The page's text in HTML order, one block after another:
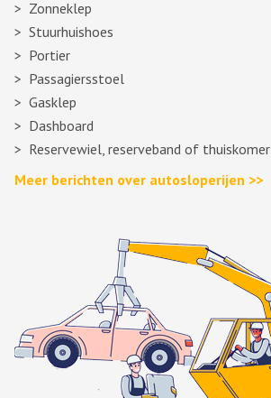
Zonneklep
Stuurhuishoes
Portier
Passagiersstoel
Gasklep
Dashboard
Reservewiel, reserveband of thuiskomer
Meer berichten over autosloperijen >>